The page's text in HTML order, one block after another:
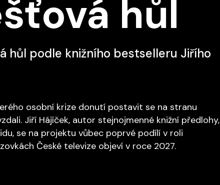
hůl
hůl podle knižního bestselleru Jiřího
osobní krize donutí postavit se na stranu
Jiří Hájíček, autor stejnojmenné knižní předlohy,
se na projektu vůbec poprvé podílí v roli
České televize objeví v roce 2027.